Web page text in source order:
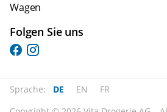
Wagen
Folgen Sie uns
Sprache: DE EN FR